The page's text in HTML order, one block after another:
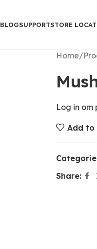
BLOGSUPPORTSTORE
Home
Log in om
Add to
Share: